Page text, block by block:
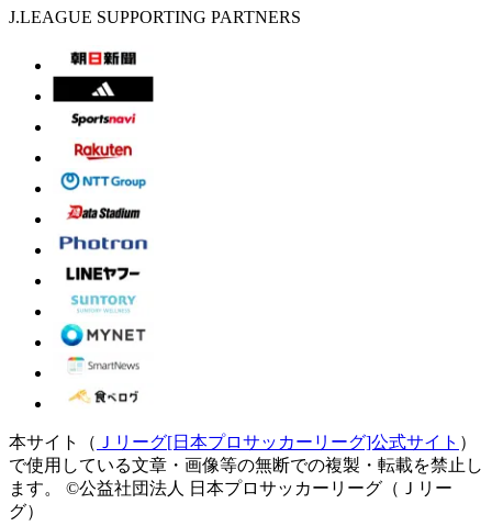
J.LEAGUE SUPPORTING PARTNERS
本サイト（ Ｊリーグ[日本プロサッカーリーグ]公式サイト ）
で使用している文章・画像等の無断での複製・転載を禁止し
ます。
©公益社団法人 日本プロサッカーリーグ（Ｊリー
グ）